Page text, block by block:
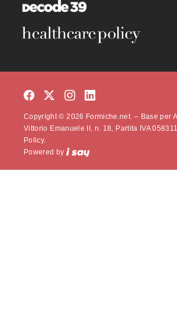
Copyright © 2026 Formiche.net. – Base per
Vittorio Emanuele II, n. 18, Partita IVA
Policy.
Powered by